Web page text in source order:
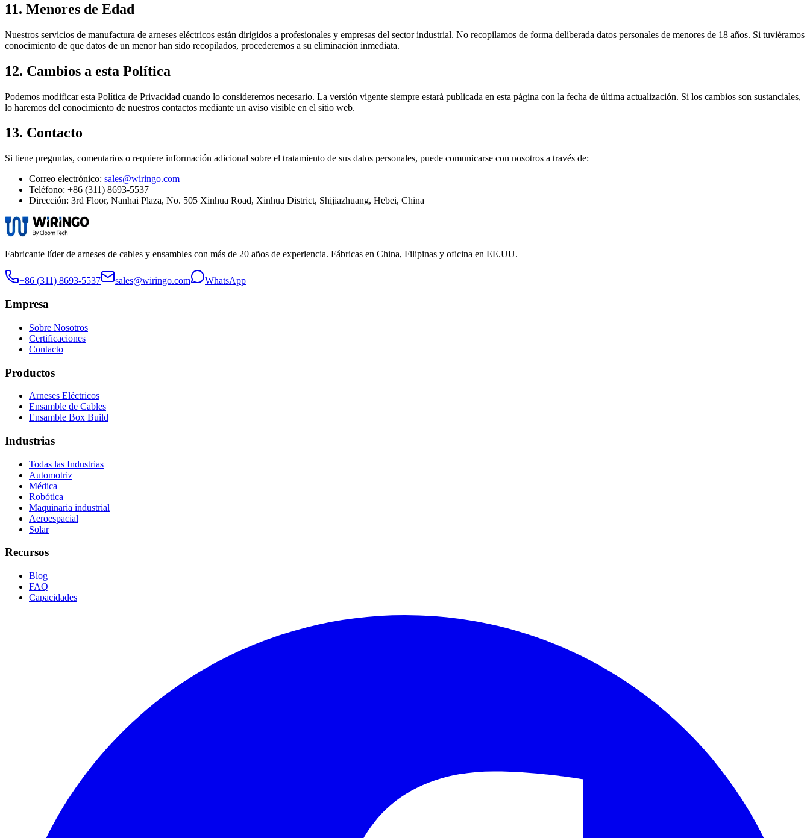
11. Menores de Edad
Nuestros servicios de manufactura de arneses eléctricos están dirigidos a profesionales y empresas del sector industrial. No recopilamos de forma deliberada datos personales de menores de 18 años. Si tuviéramos
conocimiento de que datos de un menor han sido recopilados, procederemos a su eliminación inmediata.
12. Cambios a esta Política
Podemos modificar esta Política de Privacidad cuando lo consideremos necesario. La versión vigente siempre estará publicada en esta página con la fecha de última actualización. Si los cambios son sustanciales,
lo haremos del conocimiento de nuestros contactos mediante un aviso visible en el sitio web.
13. Contacto
Si tiene preguntas, comentarios o requiere información adicional sobre el tratamiento de sus datos personales, puede comunicarse con nosotros a través de:
Correo electrónico: sales@wiringo.com
Teléfono: +86 (311) 8693-5537
Dirección: 3rd Floor, Nanhai Plaza, No. 505 Xinhua Road, Xinhua District, Shijiazhuang, Hebei, China
Fabricante líder de arneses de cables y ensambles con más de 20 años de experiencia. Fábricas en China, Filipinas y oficina en EE.UU.
+86 (311) 8693-5537 sales@wiringo.com WhatsApp
Empresa
Sobre Nosotros
Certificaciones
Contacto
Productos
Arneses Eléctricos
Ensamble de Cables
Ensamble Box Build
Industrias
Todas las Industrias
Automotriz
Médica
Robótica
Maquinaria industrial
Aeroespacial
Solar
Recursos
Blog
FAQ
Capacidades